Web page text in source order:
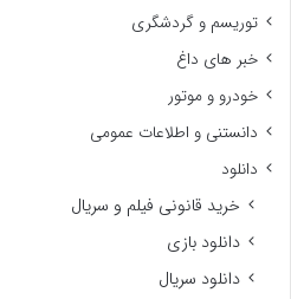
توریسم و گردشگری
خبر های داغ
خودرو و موتور
دانستنی و اطلاعات عمومی
دانلود
خرید قانونی فیلم و سریال
دانلود بازی
دانلود سریال